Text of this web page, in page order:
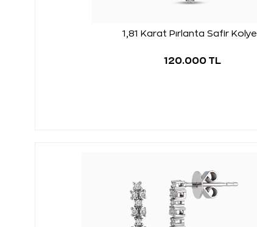
1,81 Karat Pırlanta Safir Kolye
120.000 TL